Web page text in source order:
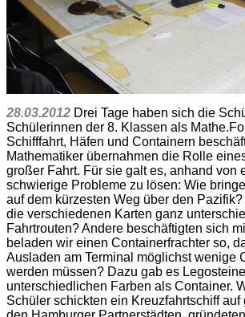
28.03.2012 Drei Tage haben sich die
Schülerinnen der 8. Klassen als
Schifffahrt, Häfen und Containern
Mathematiker übernahmen die Rolle
großer Fahrt. Für sie galt es, anhand von
schwierige Probleme zu lösen: Wie
auf dem kürzesten Weg über den
die verschiedenen Karten ganz
Fahrtrouten? Andere beschäftigten sich
beladen wir einen Containerfrachter so,
Ausladen am Terminal möglichst wenige
werden müssen? Dazu gab es
unterschiedlichen Farben als Container.
Schüler schickten ein Kreuzfahrtschiff auf